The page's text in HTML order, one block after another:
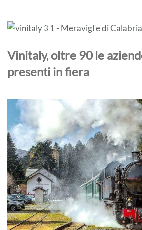
Vinitaly, oltre 90 le
presenti in fiera